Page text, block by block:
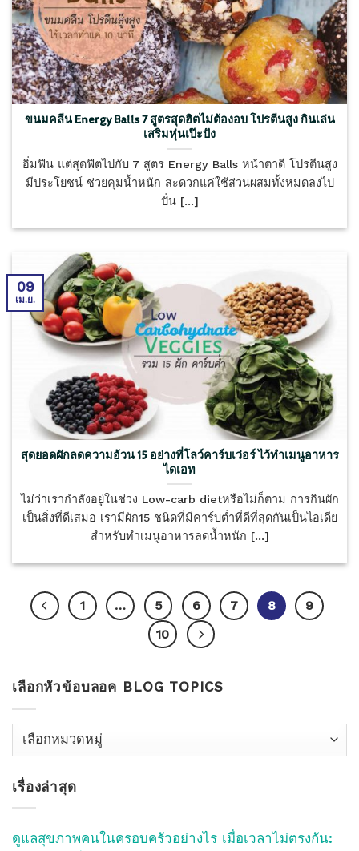
ขนมคลีน Energy Balls 7 สูตรสุดฮิตไม่ต้องอบ โปรตีนสูง กินเล่น
เสริมหุ่นเป๊ะปัง
อิ่มฟิน แต่สุดฟิตไปกับ 7 สูตร Energy Balls หน้าตาดี โปรตีนสูง
มีประโยชน์ ช่วยคุมน้ำหนัก สะดวกแค่ใช้ส่วนผสมทั้งหมดลงไป
ปั่น [...]
สุดยอดผักลดความอ้วน 15 อย่างที่โลว์คาร์บเว่อร์ ไว้ทำเมนูอาหาร
ไดเอท
ไม่ว่าเรากำลังอยู่ในช่วง Low-carb dietหรือไม่ก็ตาม การกินผัก
เป็นสิ่งที่ดีเสมอ เรามีผัก15 ชนิดที่มีคาร์บต่ำที่ดีที่สุดกันเป็นไอเดีย
สำหรับทำเมนูอาหารลดน้ำหนัก [...]
09
เม.ย.
1 … 5 6 7 8
9
10
เลือกหัวข้อบลอค BLOG TOPICS
เลือก
บลอค
Blog
เรื่องล่าสุด
ดูแลสุขภาพคนในครอบครัวอย่างไร เมื่อเวลาไม่ตรงกัน: